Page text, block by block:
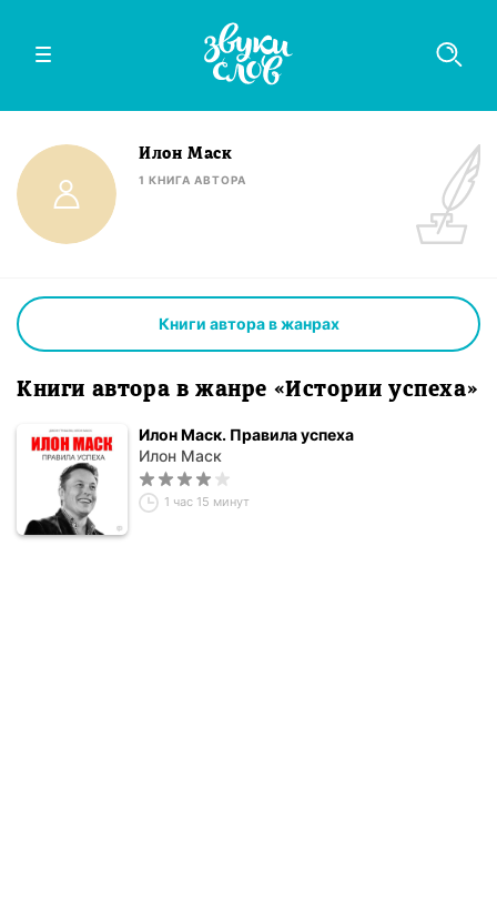
Илон Маск
1 КНИГА АВТОРА
Книги автора в жанрах
Книги автора в жанре «Истории успеха»
Илон Маск. Правила успеха
Илон Маск
1 час 15 минут